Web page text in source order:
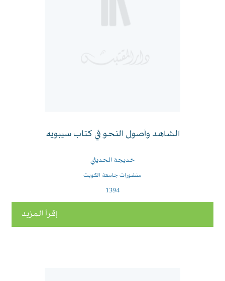
الشاهد وأصول النحو في كتاب سيبويه
خديجة الحديثي
منشورات جامعة الكويت
1394
إقرأ المزيد